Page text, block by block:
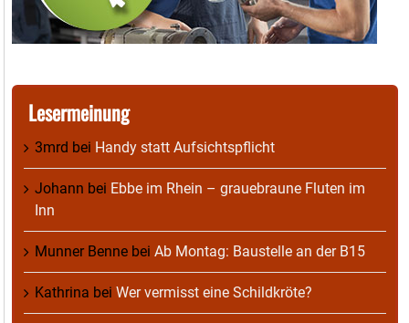
Lesermeinung
3mrd bei Handy statt Aufsichtspflicht
Johann bei Ebbe im Rhein – grauebraune Fluten im
Inn
Munner Benne bei Ab Montag: Baustelle an der B15
Kathrina bei Wer vermisst eine Schildkröte?